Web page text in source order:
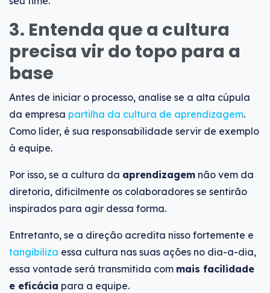
3. Entenda que a cultura
precisa vir do topo para a
base
Antes de iniciar o processo, analise se a alta cúpula
da empresa partilha da cultura de aprendizagem.
Como líder, é sua responsabilidade servir de exemplo
à equipe.
Por isso, se a cultura da aprendizagem não vem da
diretoria, dificilmente os colaboradores se sentirão
inspirados para agir dessa forma.
Entretanto, se a direção acredita nisso fortemente e
tangibiliza essa cultura nas suas ações no dia-a-dia,
essa vontade será transmitida com mais facilidade
e eficácia para a equipe.